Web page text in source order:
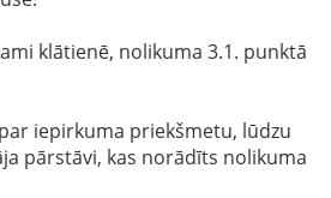
klātienē, nolikuma 3.1. punktā
iepirkuma priekšmetu, lūdzu
pārstāvi, kas norādīts nolikuma